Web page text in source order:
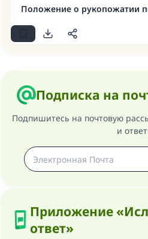
Положение о
Подписка на
Подпишитесь на почтовую
и
Приложение
ответ»
Помогите нам
«Указавшему на благое
же награда как и
(МУСЛИМ, №
Участвуйте